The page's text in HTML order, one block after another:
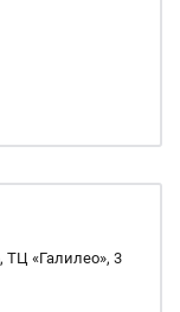
ТЦ «Галилео», 3